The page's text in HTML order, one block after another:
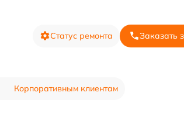
Статус ремонта Заказать
Корпоративным клиентам